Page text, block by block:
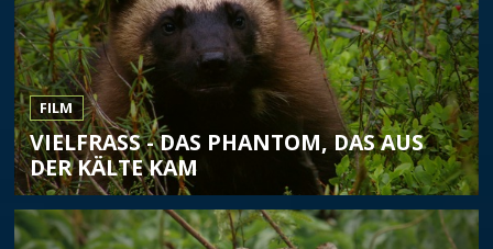
FILM
VIELFRASS - DAS PHANTOM, DAS AUS D
ER KÄLTE KAM